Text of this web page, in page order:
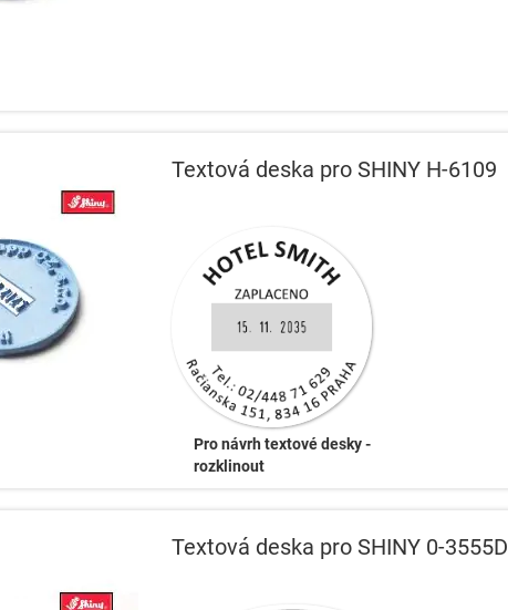
Textová deska pro SHINY H-6109
Pro návrh textové desky -
rozklinout
Textová deska pro SHINY 0-3555D